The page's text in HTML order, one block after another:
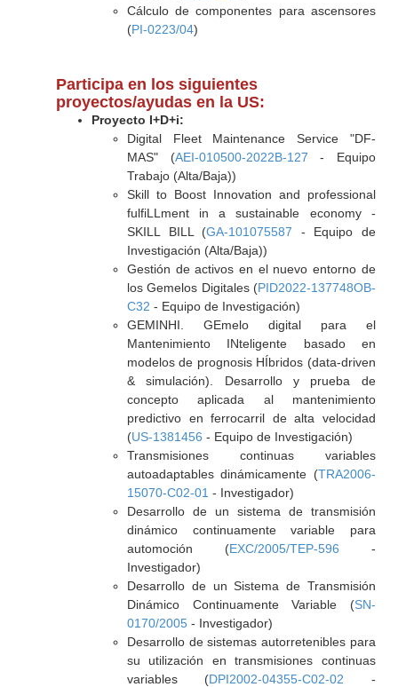
Cálculo de componentes para ascensores
(PI-0223/04)
Participa en los siguientes
proyectos/ayudas en la US:
Proyecto I+D+i:
Digital Fleet Maintenance Service "DF-
MAS" (AEI-010500-2022B-127 - Equipo
Trabajo (Alta/Baja))
Skill to Boost Innovation and professional
fulfiLLment in a sustainable economy -
SKILL BILL (GA-101075587 - Equipo de
Investigación (Alta/Baja))
Gestión de activos en el nuevo entorno de
los Gemelos Digitales (PID2022-137748OB-
C32 - Equipo de Investigación)
GEMINHI. GEmelo digital para el
Mantenimiento INteligente basado en
modelos de prognosis HÍbridos (data-driven
& simulación). Desarrollo y prueba de
concepto aplicada al mantenimiento
predictivo en ferrocarril de alta velocidad
(US-1381456 - Equipo de Investigación)
Transmisiones continuas variables
autoadaptables dinámicamente (TRA2006-
15070-C02-01 - Investigador)
Desarrollo de un sistema de transmisión
dinámico continuamente variable para
automoción (EXC/2005/TEP-596 -
Investigador)
Desarrollo de un Sistema de Transmisión
Dinámico Continuamente Variable (SN-
0170/2005- Investigador)
Desarrollo de sistemas autorretenibles para
su utilización en transmisiones continuas
variables (DPI2002-04355-C02-02 -